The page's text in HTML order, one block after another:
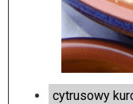
cytrusowy